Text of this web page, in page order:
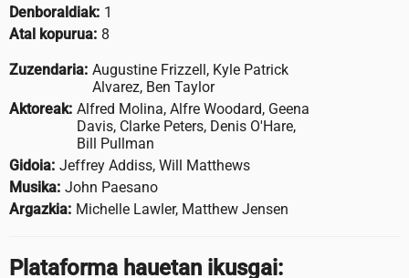
Denboraldiak: 1
Atal kopurua: 8
Zuzendaria: Augustine Frizzell, Kyle Patrick
Alvarez, Ben Taylor
Aktoreak: Alfred Molina, Alfre Woodard, Geena
Davis, Clarke Peters, Denis O'Hare,
Bill Pullman
Gidoia: Jeffrey Addiss, Will Matthews
Musika: John Paesano
Argazkia: Michelle Lawler, Matthew Jensen
Plataforma hauetan ikusgai: